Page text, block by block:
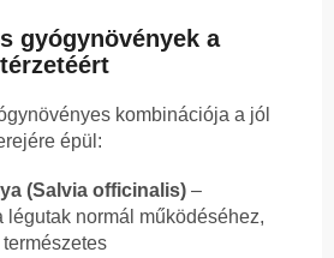
gyógynövények a
kombinációja a jól
épül:
(Salvia officinalis) –
légutak normál működéséhez,